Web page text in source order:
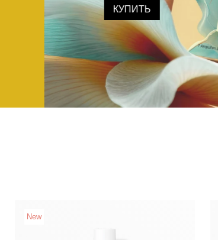
КУПИТЬ
New